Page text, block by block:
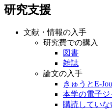
研究支援
文献・情報の入手
研究費での購入
図書
雑誌
論文の入手
きゅうとE-
本学の電子
購読してい